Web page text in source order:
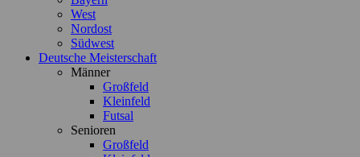
West
Nordost
Südwest
Deutsche Meisterschaft
Männer
Großfeld
Kleinfeld
Futsal
Senioren
Großfeld